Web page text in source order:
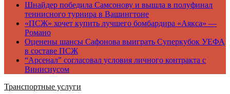
Шнайдер победила Самсонову и вышла в полуфинал
теннисного турнира в Вашингтоне
«ПСЖ» хочет купить лучшего бомбардира «Аякса» —
Романо
Оценены шансы Сафонова выиграть Суперкубок УЕФА
в составе ПСЖ
“Арсенал” согласовал условия личного контракта с
Винисиусом
Транспортные услуги